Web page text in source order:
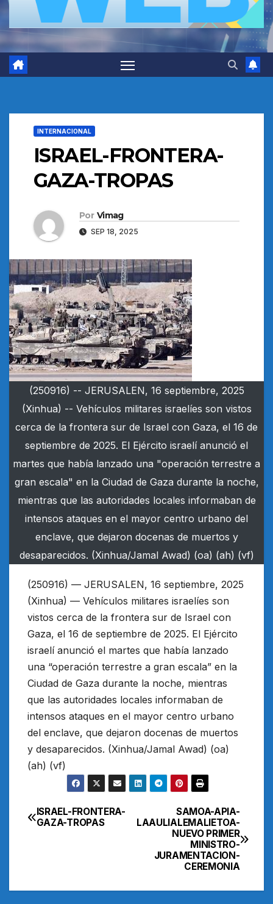
INTERNACIONAL
ISRAEL-FRONTERA-
GAZA-TROPAS
Por Vimag
SEP 18, 2025
(250916) -- JERUSALEN, 16 septiembre, 2025
(Xinhua) -- Vehículos militares israelíes son vistos
cerca de la frontera sur de Israel con Gaza, el 16 de
septiembre de 2025. El Ejército israelí anunció el
martes que había lanzado una "operación terrestre a
gran escala" en la Ciudad de Gaza durante la noche,
mientras que las autoridades locales informaban de
intensos ataques en el mayor centro urbano del
enclave, que dejaron docenas de muertos y
desaparecidos. (Xinhua/Jamal Awad) (oa) (ah) (vf)
(250916) — JERUSALEN, 16 septiembre, 2025
(Xinhua) — Vehículos militares israelíes son
vistos cerca de la frontera sur de Israel con
Gaza, el 16 de septiembre de 2025. El Ejército
israelí anunció el martes que había lanzado
una “operación terrestre a gran escala” en la
Ciudad de Gaza durante la noche, mientras
que las autoridades locales informaban de
intensos ataques en el mayor centro urbano
del enclave, que dejaron docenas de muertos
y desaparecidos. (Xinhua/Jamal Awad) (oa)
(ah) (vf)
Navegación
SAMOA-APIA-
LAAULIALEMALIETOA-
NUEVO PRIMER
MINISTRO-
JURAMENTACION-
CEREMONIA
ISRAEL-FRONTERA-
GAZA-TROPAS